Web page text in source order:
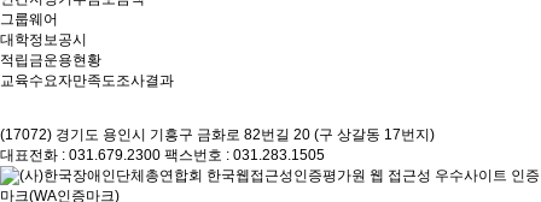
그룹웨어
대학정보공시
적립금운용현황
교육수요자만족도조사결과
(17072) 경기도 용인시 기흥구 금화로 82번길 20 (구 상갈동 17번지)
대표전화 : 031.679.2300 팩스번호 : 031.283.1505